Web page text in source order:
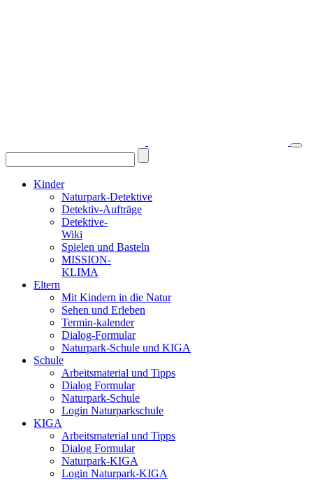
Kinder
Naturpark-Detektive
Detektiv-Aufträge
Detektive-
Wiki
Spielen und Basteln
MISSION-
KLIMA
Eltern
Mit Kindern in die Natur
Sehen und Erleben
Termin-kalender
Dialog-Formular
Naturpark-Schule und KIGA
Schule
Arbeitsmaterial und Tipps
Dialog Formular
Naturpark-Schule
Login Naturparkschule
KIGA
Arbeitsmaterial und Tipps
Dialog Formular
Naturpark-KIGA
Login Naturpark-KIGA